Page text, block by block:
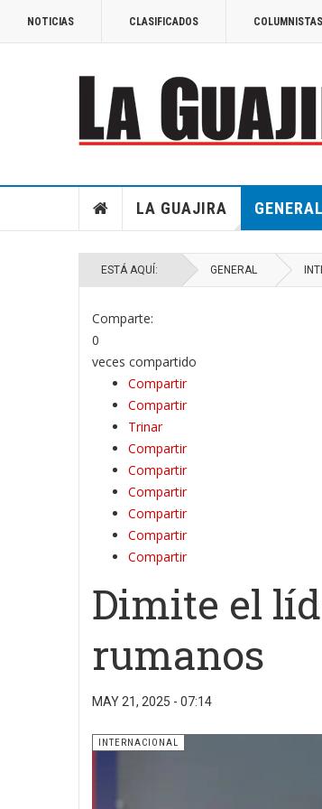
NOTICIAS CLASIFICADOS COLUMNISTAS
LA GUAJIRA GENERAL
ESTÁ AQUÍ: GENERAL
Comparte:
0
veces compartido
Compartir
Compartir
Trinar
Compartir
Compartir
Compartir
Compartir
Compartir
Compartir
Dimite el
rumanos
MAY 21, 2025 - 07:14
INTERNACIONAL